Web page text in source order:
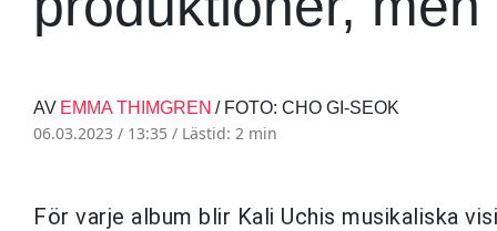
AV EMMA THIMGREN / FOTO: CHO GI-SEOK
06.03.2023 / 13:35 / Lästid: 2 min
För varje album blir Kali Uchis musikaliska